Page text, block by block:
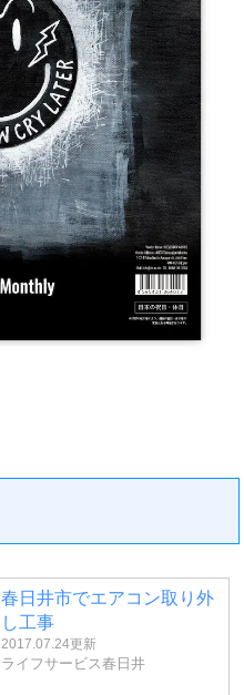
春日井市でエアコン取り外
し工事
2017.07.24更新
ライフサービス春日井